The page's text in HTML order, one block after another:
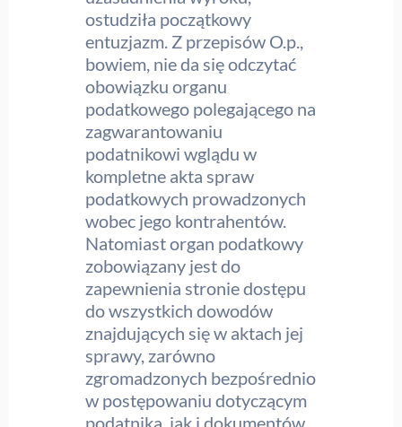
ostudziła początkowy
entuzjazm. Z przepisów O.p.,
bowiem, nie da się odczytać
obowiązku organu
podatkowego polegającego na
zagwarantowaniu
podatnikowi wglądu w
kompletne akta spraw
podatkowych prowadzonych
wobec jego kontrahentów.
Natomiast organ podatkowy
zobowiązany jest do
zapewnienia stronie dostępu
do wszystkich dowodów
znajdujących się w aktach jej
sprawy, zarówno
zgromadzonych bezpośrednio
w postępowaniu dotyczącym